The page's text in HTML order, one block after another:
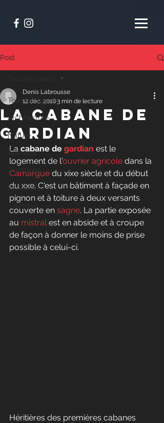
Post
Tous les posts
Architecture
Nature
Animaux
Traditions
Economie
Taureaux
La Cabane de
Gardian
Denis Labrousse
12 déc. 20183 min de lecture
La cabane de gardian est le
logement de l'ouvrier agricole dans la
Camargue du xixe siècle et du début
du xxe. C'est un bâtiment à façade en
pignon et à toiture à deux versants
couverte en sagne. La partie exposée
au mistral est en abside et à croupe
de façon à donner le moins de prise
possible à celui-ci.
Héritières des premières cabanes